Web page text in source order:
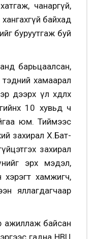
чанаргүй,
байхад
буруутгаж буй
барьцаалсан,
хамаарал
дээрх үл хөдлөх
10 хувьд ч
юм. Тиймээс
захирал Х.Бат-
захирал
эрх мэдэл,
хэрэгт хамжигч,
яллагдагчаар
ажиллаж байсан